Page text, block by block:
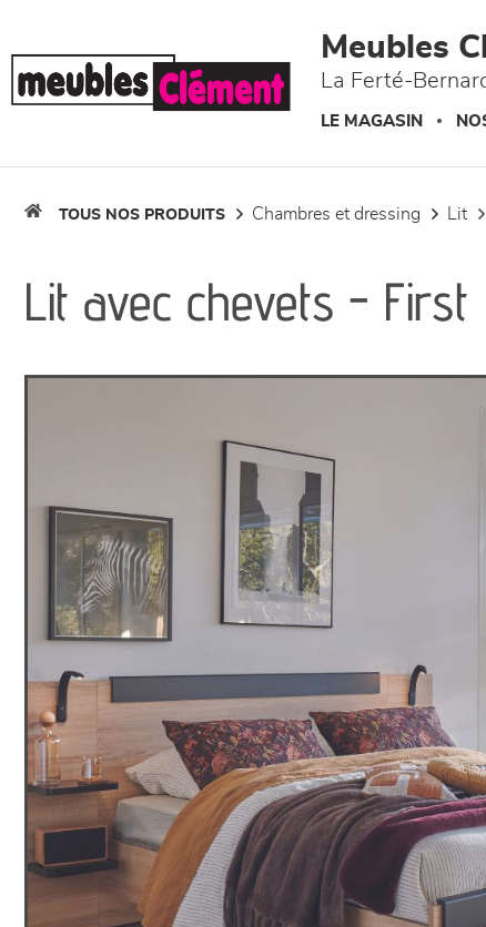
Meubles
La Ferté-
LE MAGASIN
TOUS NOS PRODUITS chambres et dressing lit
Lit avec chevets - First